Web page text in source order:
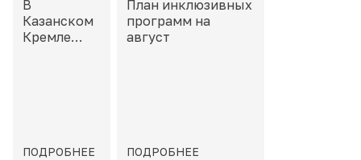
В
Казанском
Кремле
ПОДРОБНЕЕ
План инклюзивных
программ на
август
ПОДРОБНЕЕ